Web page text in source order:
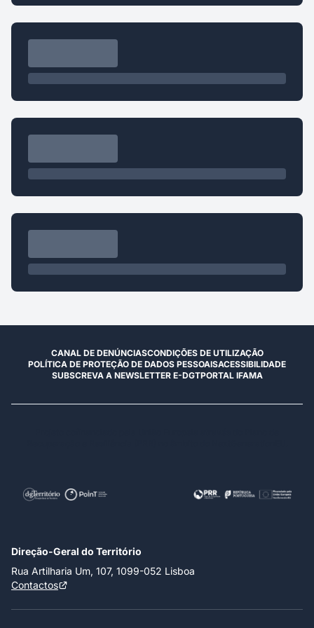
CANAL DE DENÚNCIASCONDIÇÕES DE UTILIZAÇÃO
POLÍTICA DE PROTEÇÃO DE DADOS PESSOAISACESSIBILIDADE
SUBSCREVA A NEWSLETTER E-DGTPORTAL IFAMA
Direção-Geral do Território
Rua Artilharia Um, 107, 1099-052 Lisboa
Contactos